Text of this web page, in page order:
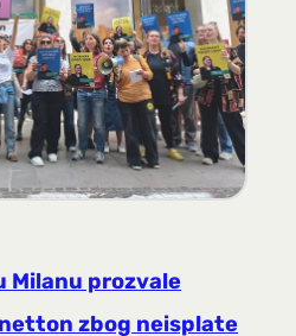
Milanu prozvale
zbog neisplate